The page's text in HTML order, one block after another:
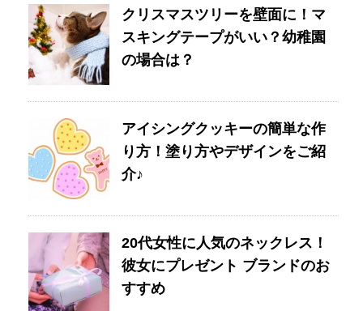
クリスマスツリーを壁面に！マ
スキングテープがいい？幼稚園
の場合は？
アイシングクッキーの簡単な作
り方！塗り方やデザインをご紹
介♪
20代女性に人気のネックレス！
彼女にプレゼント ブランドのお
すすめ